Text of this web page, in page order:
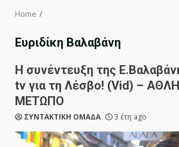
Home
Ευριδίκη Βαλαβάνη
Η συνέντευξη της
tv για τη Λέσβο! (Vid) –
ΜΕΤΩΠΟ
ΣΥΝΤΑΚΤΙΚΗ ΟΜΑΔΑ 3 έτη ago